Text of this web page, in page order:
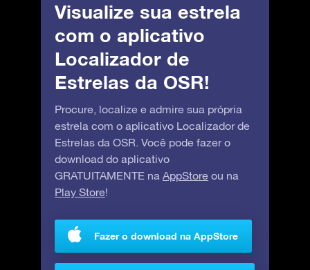
Visualize sua estrela
com o aplicativo
Localizador de
Estrelas da OSR!
Procure, localize e admire sua própria
estrela com o aplicativo Localizador de
Estrelas da OSR. Você pode fazer o
download do aplicativo
GRATUITAMENTE na AppStore ou na
Play Store!
Fazer o download na AppStore